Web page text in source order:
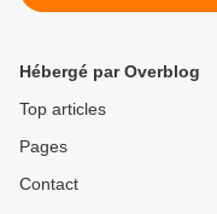
Hébergé par Overblog
Top articles
Pages
Contact